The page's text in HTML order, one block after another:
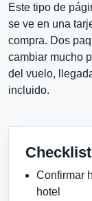
Este tipo de
se ve en una
compra. Dos
cambiar mucho
del vuelo,
incluido.
Confirmar
hotel